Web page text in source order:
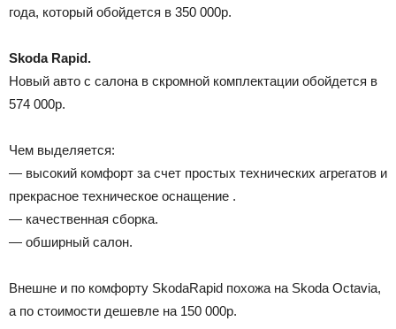
года, который обойдется в 350 000р.
Skoda Rapid.
Новый авто с салона в скромной комплектации обойдется в
574 000р.
Чем выделяется:
— высокий комфорт за счет простых технических агрегатов и
прекрасное техническое оснащение .
— качественная сборка.
— обширный салон.
Внешне и по комфорту SkodaRapid похожа на Skoda Octavia,
а по стоимости дешевле на 150 000р.